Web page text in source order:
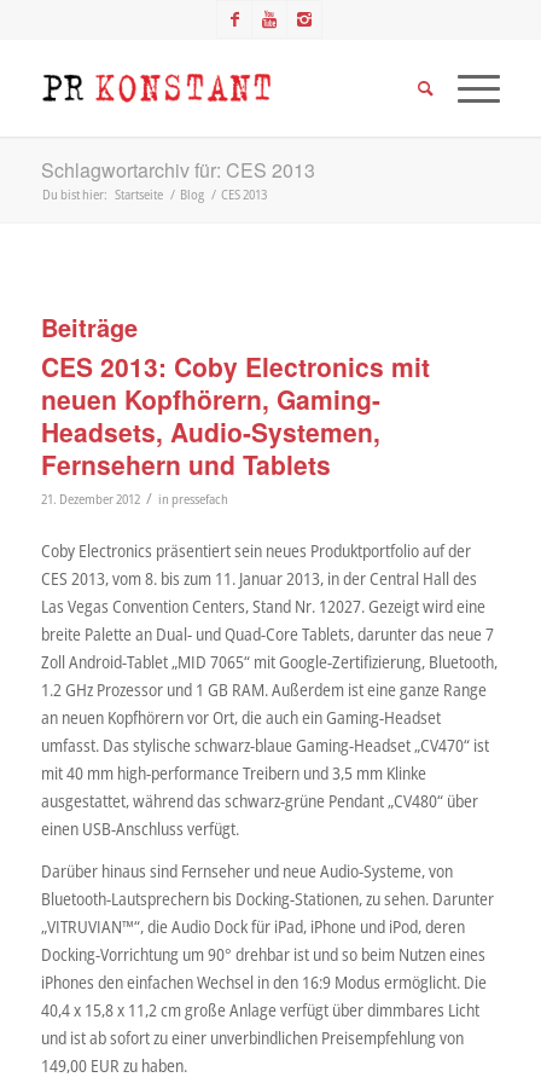
Schlagwortarchiv für: CES 2013
Du bist hier: Startseite / Blog / CES 2013
Beiträge
CES 2013: Coby Electronics mit
neuen Kopfhörern, Gaming-
Headsets, Audio-Systemen,
Fernsehern und Tablets
21. Dezember 2012 / in pressefach
Coby Electronics präsentiert sein neues Produktportfolio auf der
CES 2013, vom 8. bis zum 11. Januar 2013, in der Central Hall des
Las Vegas Convention Centers, Stand Nr. 12027. Gezeigt wird eine
breite Palette an Dual- und Quad-Core Tablets, darunter das neue 7
Zoll Android-Tablet „MID 7065“ mit Google-Zertifizierung, Bluetooth,
1.2 GHz Prozessor und 1 GB RAM. Außerdem ist eine ganze Range
an neuen Kopfhörern vor Ort, die auch ein Gaming-Headset
umfasst. Das stylische schwarz-blaue Gaming-Headset „CV470“ ist
mit 40 mm high-performance Treibern und 3,5 mm Klinke
ausgestattet, während das schwarz-grüne Pendant „CV480“ über
einen USB-Anschluss verfügt.
Darüber hinaus sind Fernseher und neue Audio-Systeme, von
Bluetooth-Lautsprechern bis Docking-Stationen, zu sehen. Darunter
„VITRUVIAN™“, die Audio Dock für iPad, iPhone und iPod, deren
Docking-Vorrichtung um 90° drehbar ist und so beim Nutzen eines
iPhones den einfachen Wechsel in den 16:9 Modus ermöglicht. Die
40,4 x 15,8 x 11,2 cm große Anlage verfügt über dimmbares Licht
und ist ab sofort zu einer unverbindlichen Preisempfehlung von
149,00 EUR zu haben.